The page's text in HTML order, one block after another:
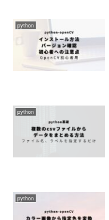
python
python
python